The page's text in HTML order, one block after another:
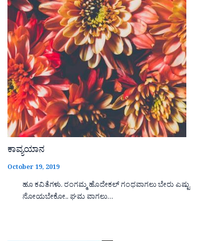
ಕಾವ್ಯಯಾನ
October 19, 2019
ಹೂ ಕವಿತೆಗಳು. ರಂಗಮ್ಮ ಹೊದೇಕಲ್ ಗಂಧವಾಗಲು ಬೇರು ಎಷ್ಟು
ನೋಯಬೇಕೋ.. ಘಮ ವಾಗಲು…